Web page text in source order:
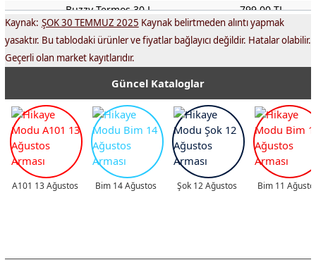
Buzzy Termos 30 L
799,00 TL
Kamp Termos 20 L
799,00 TL
Kamp Matı
Buzzy Termos 20 L
649,00 TL
Aktuel-urunler.com
000,00 TL
Musluklu Piknik Termos 14.5 L
299,00 TL
Buz Aküsü
18,50 TL
Kamp Bıçağı
199,00 TL
Kaynak: ŞOK 30 TEMMUZ 2025 Kaynak belirtmeden alıntı yapmak
yasaktır. Bu tablodaki ürünler ve fiyatlar bağlayıcı değildir. Hatalar olabilir.
Geçerli olan market kayıtlarıdır.
Güncel Kataloglar
A101 13 Ağustos Bim 14 Ağustos Şok 12 Ağustos Bim 11